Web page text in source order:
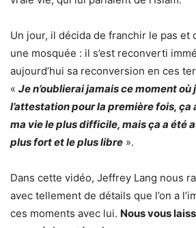
Un jour, il décida de franchir le pas et
une mosquée : il s’est reconverti
aujourd’hui sa reconversion en ces
« Je n’oublierai jamais ce moment où
l’attestation pour la première fois, ça
ma vie le plus difficile, mais ça a été
plus fort et le plus libre ».
Dans cette vidéo, Jeffrey Lang nous
avec tellement de détails que l’on a
ces moments avec lui. Nous vous